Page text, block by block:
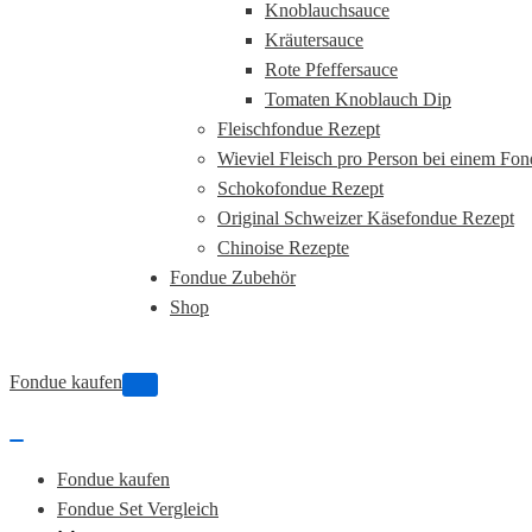
Knoblauchsauce
Kräutersauce
Rote Pfeffersauce
Tomaten Knoblauch Dip
Fleischfondue Rezept
Wieviel Fleisch pro Person bei einem
Schokofondue Rezept
Original Schweizer Käsefondue Rezept
Chinoise Rezepte
Fondue Zubehör
Shop
Fondue kaufen
Navigations-
Fondue kaufen
Fondue Set Vergleich